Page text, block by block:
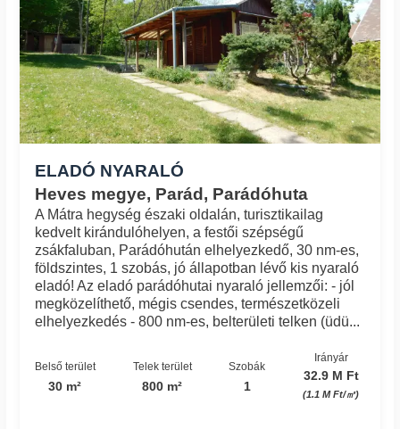
ELADÓ NYARALÓ
Heves megye, Parád, Parádóhuta
A Mátra hegység északi oldalán, turisztikailag
kedvelt kirándulóhelyen, a festői szépségű
zsákfaluban, Parádóhután elhelyezkedő, 30 nm-es,
földszintes, 1 szobás, jó állapotban lévő kis nyaraló
eladó! Az eladó parádóhutai nyaraló jellemzői: - jól
megközelíthető, mégis csendes, természetközeli
elhelyezkedés - 800 nm-es, belterületi telken (üdü...
Belső terület
30 m²
Telek terület
800 m²
Szobák
1
Irányár
32.9 M Ft
(1.1 M Ft/㎡)